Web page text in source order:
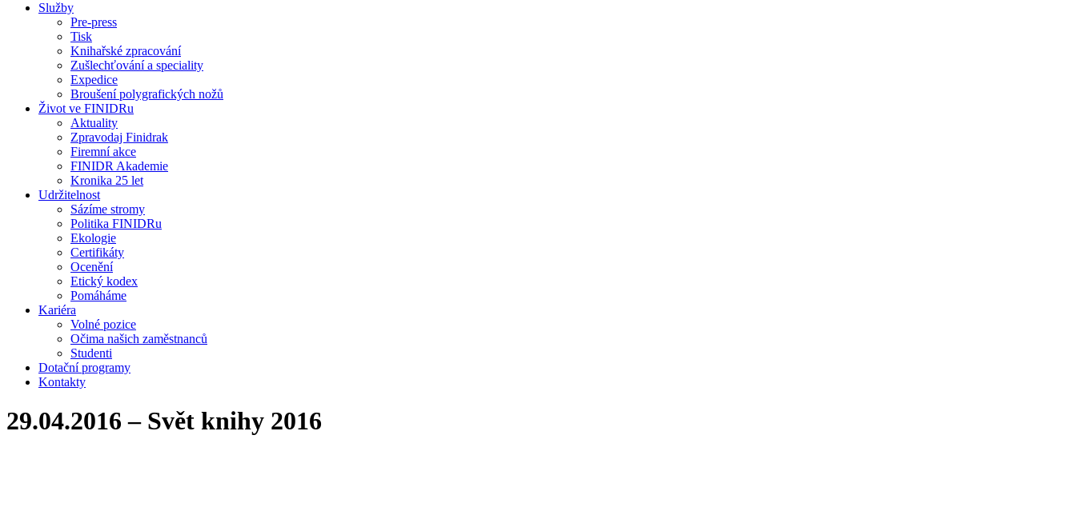
Služby
Pre-press
Tisk
Knihařské zpracování
Zušlechťování a speciality
Expedice
Broušení polygrafických nožů
Život ve FINIDRu
Aktuality
Zpravodaj Finidrak
Firemní akce
FINIDR Akademie
Kronika 25 let
Udržitelnost
Sázíme stromy
Politika FINIDRu
Ekologie
Certifikáty
Ocenění
Etický kodex
Pomáháme
Kariéra
Volné pozice
Očima našich zaměstnanců
Studenti
Dotační programy
Kontakty
29.04.2016 – Svět knihy 2016